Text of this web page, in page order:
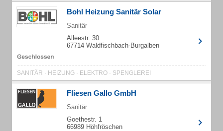
Bohl Heizung Sanitär Solar
Sanitär
Alleestr. 30
67714 Waldfischbach-Burgalben
SANITÄR · HEIZUNG · ELEKTRO · SPENGLEREI
Fliesen Gallo GmbH
Sanitär
Goethestr. 1
66989 Höhfröschen